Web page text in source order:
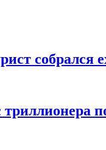
собрался